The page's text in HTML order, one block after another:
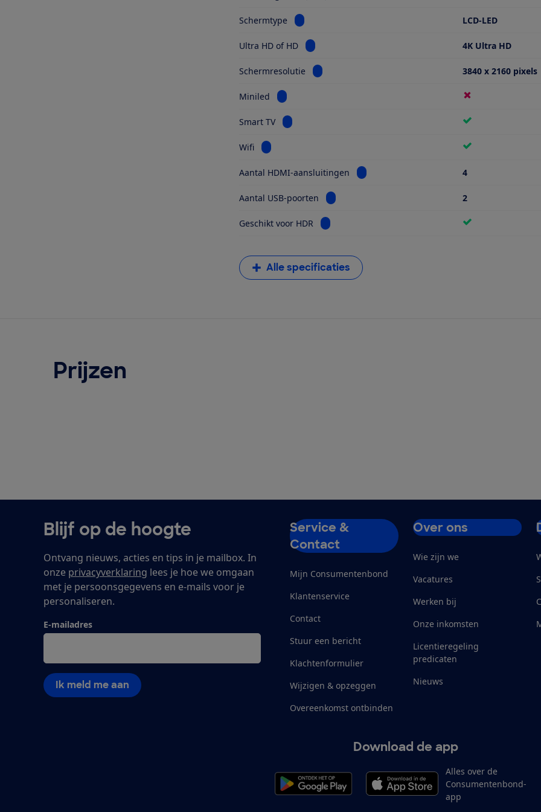
Schermtype Bekijk informatie voor Schermtype LCD-LED
Ultra HD of HD Bekijk informatie voor Ultra HD of HD 4K Ultra HD
Schermresolutie Bekijk informatie voor Schermresolutie3840 x 2160 pixels
Miniled Bekijk informatie voor Miniled
Smart TV Bekijk informatie voor Smart TV
Wifi Bekijk informatie voor Wifi
Aantal HDMI-aansluitingen Bekijk informatie voor Aantal HDMI-
4
Aantal USB-poorten Bekijk informatie voor Aantal USB-poorten
2
Geschikt voor HDR Bekijk informatie voor Geschikt voor HDR
Alle specificaties
Prijzen
Blijf op de hoogte
Ontvang nieuws, acties en tips in je mailbox. In
onze privacyverklaring lees je hoe we omgaan
met je persoonsgegevens en e-mails voor je
personaliseren.
E-mailadres
Ik meld me aan
Service &
Contact
Mijn Consumentenbond
Klantenservice
Contact
Stuur een bericht
Klachtenformulier
Wijzigen & opzeggen
Overeenkomst ontbinden
Over ons
Wie zijn we
Vacatures
Werken bij
Onze inkomsten
Licentieregeling
predicaten
Nieuws
Download de app
Alles over de
Consumentenbond-
app